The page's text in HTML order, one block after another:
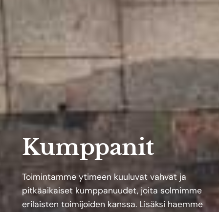
Kumppanit
Toimintamme ytimeen kuuluvat vahvat ja
pitkäaikaiset kumppanuudet, joita solmimme
erilaisten toimijoiden kanssa. Lisäksi haemme